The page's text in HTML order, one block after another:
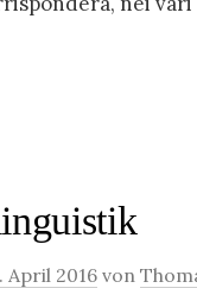
April 2016von